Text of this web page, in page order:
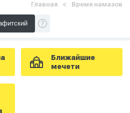
Главная Время намазов
Ближайшие
мечети